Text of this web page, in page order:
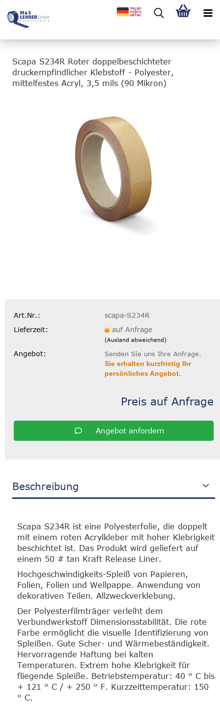
Scapa S234R Roter doppelbeschichteter
druckempfindlicher Klebstoff - Polyester,
mittelfestes Acryl, 3,5 mils (90 Mikron)
Art.Nr.:
scapa-S234R
Lieferzeit:
auf Anfrage
(Ausland abweichend)
Angebot:
Senden Sie uns Ihre Anfrage.
Sie erhalten kurzfristig Ihr
persönliches Angebot.
Preis auf Anfrage
Angebot anfordern
Beschreibung
Scapa S234R ist eine Polyesterfolie, die doppelt
mit einem roten Acrylkleber mit hoher Klebrigkeit
beschichtet ist. Das Produkt wird geliefert auf
einem 50 # tan Kraft Release Liner.
Hochgeschwindigkeits-Spleiß von Papieren,
Folien, Folien und Wellpappe. Anwendung von
dekorativen Teilen. Allzweckverklebung.
Der Polyesterfilmträger verleiht dem
Verbundwerkstoff Dimensionsstabilität. Die rote
Farbe ermöglicht die visuelle Identifizierung von
Spleißen. Gute Scher- und Wärmebeständigkeit.
Hervorragende Haftung bei kalten
Temperaturen. Extrem hohe Klebrigkeit für
fliegende Spleiße. Betriebstemperatur: 40 ° C bis
+ 121 ° C / + 250 ° F. Kurzzeittemperatur: 150
° C.